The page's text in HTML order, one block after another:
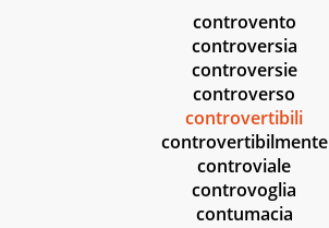
controvento
controversia
controversie
controverso
controvertibili
controvertibilmente
controviale
controvoglia
contumacia